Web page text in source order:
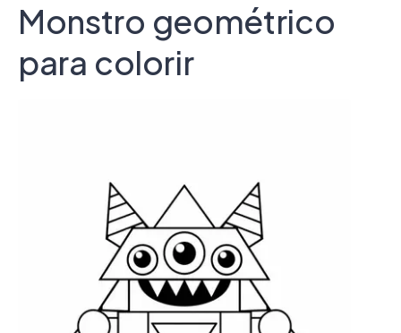
Monstro geométrico
para colorir